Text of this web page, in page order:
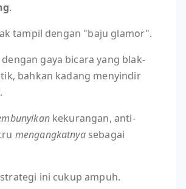
.
tampil dengan "baju glamor".
gaya bicara yang blak-
bahkan kadang menyindir
kekurangan, anti-
mengangkatnya sebagai
ini cukup ampuh.